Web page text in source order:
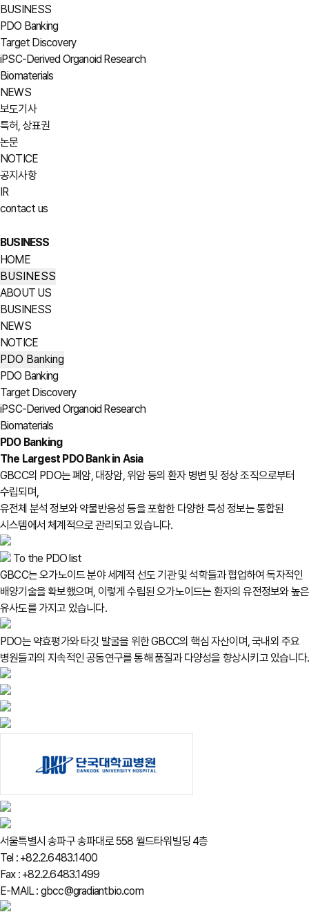
BUSINESS
PDO Banking
Target Discovery
iPSC-Derived Organoid Research
Biomaterials
NEWS
보도기사
특허, 상표권
논문
NOTICE
공지사항
IR
contact us
BUSINESS
HOME
BUSINESS
ABOUT US
BUSINESS
NEWS
NOTICE
PDO Banking
PDO Banking
Target Discovery
iPSC-Derived Organoid Research
Biomaterials
PDO Banking
The Largest PDO Bank in Asia
GBCC의 PDO는 폐암, 대장암, 위암 등의 환자 병변 및 정상 조직으로부터
수립되며,
유전체 분석 정보와 약물반응성 등을 포함한 다양한 특성 정보는 통합된
시스템에서 체계적으로 관리되고 있습니다.
To the PDO list
GBCC는 오가노이드 분야 세계적 선도 기관 및 석학들과 협업하여 독자적인
배양기술을 확보했으며, 이렇게 수립된 오가노이드는 환자의 유전정보와 높은
유사도를 가지고 있습니다.
PDO는 약효평가와 타깃 발굴을 위한 GBCC의 핵심 자산이며, 국내외 주요
병원들과의 지속적인 공동연구를 통해 품질과 다양성을 향상시키고 있습니다.
서울특별시 송파구 송파대로 558 월드타워빌딩 4층
Tel : +82.2.6483.1400
Fax : +82.2.6483.1499
E-MAIL : gbcc@gradiantbio.com